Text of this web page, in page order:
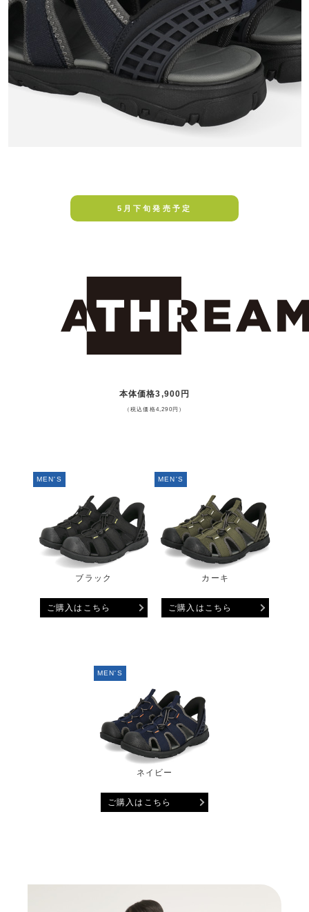
5月下旬発売予定
本体価格3,900円
（税込価格4,290円）
MEN'S
ブラック
ご購入はこちら
MEN'S
カーキ
ご購入はこちら
MEN'S
ネイビー
ご購入はこちら